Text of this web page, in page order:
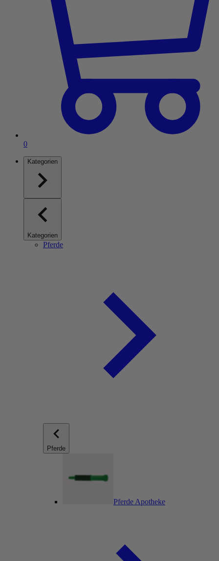
0Artikel im Einkaufswagen
Kategorien
Kategorien
Pferde
Pferde
Pferde Apotheke